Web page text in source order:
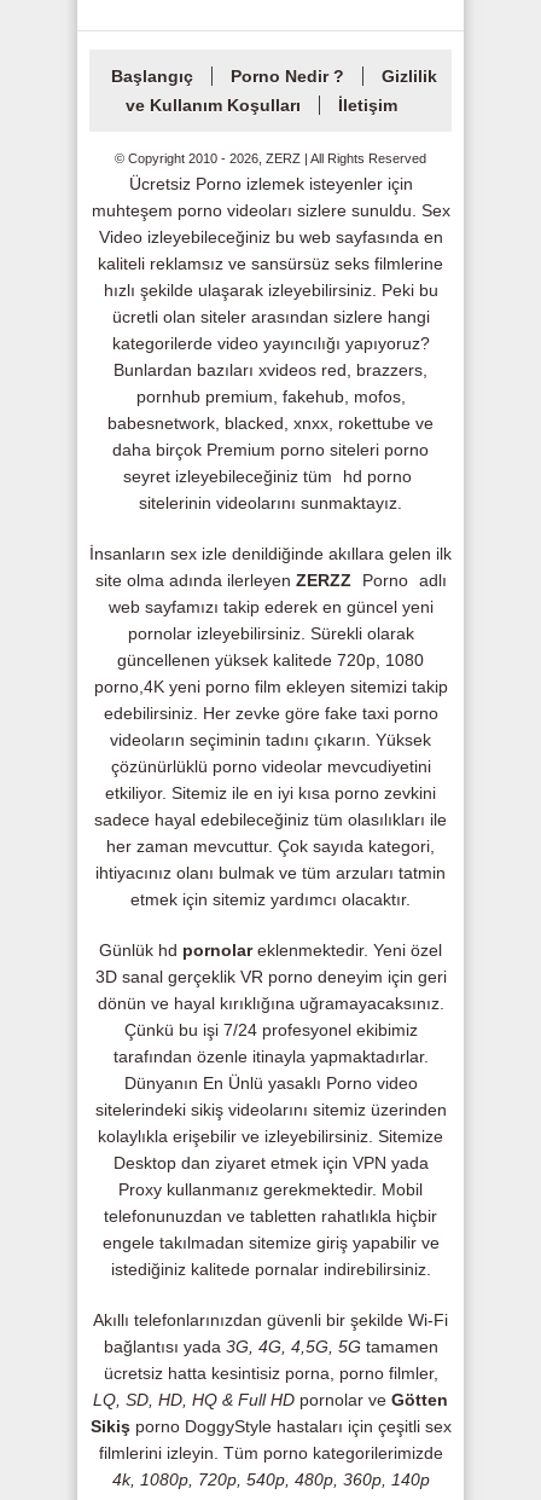
Başlangıç Porno Nedir ?
Gizlilik
ve Kullanım Koşulları
İletişim
© Copyright 2010 - 2026, ZERZ | All Rights Reserved
Ücretsiz Porno izlemek isteyenler için
muhteşem porno videoları sizlere sunuldu. Sex
Video izleyebileceğiniz bu web sayfasında en
kaliteli reklamsız ve sansürsüz seks filmlerine
hızlı şekilde ulaşarak izleyebilirsiniz. Peki bu
ücretli olan siteler arasından sizlere hangi
kategorilerde video yayıncılığı yapıyoruz?
Bunlardan bazıları xvideos red, brazzers,
pornhub premium, fakehub, mofos,
babesnetwork, blacked, xnxx, rokettube ve
daha birçok Premium porno siteleri porno
seyret izleyebileceğiniz tüm
hd porno
sitelerinin videolarını sunmaktayız.
İnsanların sex izle denildiğinde akıllara gelen ilk
site olma adında ilerleyen ZERZZ Porno adlı
web sayfamızı takip ederek en güncel yeni
pornolar izleyebilirsiniz. Sürekli olarak
güncellenen yüksek kalitede 720p, 1080
porno,4K yeni porno film ekleyen sitemizi takip
edebilirsiniz. Her zevke göre fake taxi porno
videoların seçiminin tadını çıkarın. Yüksek
çözünürlüklü porno videolar mevcudiyetini
etkiliyor. Sitemiz ile en iyi kısa porno zevkini
sadece hayal edebileceğiniz tüm olasılıkları ile
her zaman mevcuttur. Çok sayıda kategori,
ihtiyacınız olanı bulmak ve tüm arzuları tatmin
etmek için sitemiz yardımcı olacaktır.
Günlük hd pornolareklenmektedir. Yeni özel
3D sanal gerçeklik VR porno deneyim için geri
dönün ve hayal kırıklığına uğramayacaksınız.
Çünkü bu işi 7/24 profesyonel ekibimiz
tarafından özenle itinayla yapmaktadırlar.
Dünyanın En Ünlü yasaklı Porno video
sitelerindeki sikiş videolarını sitemiz üzerinden
kolaylıkla erişebilir ve izleyebilirsiniz. Sitemize
Desktop dan ziyaret etmek için VPN yada
Proxy kullanmanız gerekmektedir. Mobil
telefonunuzdan ve tabletten rahatlıkla hiçbir
engele takılmadan sitemize giriş yapabilir ve
istediğiniz kalitede pornalar indirebilirsiniz.
Akıllı telefonlarınızdan güvenli bir şekilde Wi-Fi
bağlantısı yada 3G, 4G, 4,5G, 5G tamamen
ücretsiz hatta kesintisiz porna, porno filmler,
LQ, SD, HD, HQ & Full HD pornolar ve Götten
Sikişporno DoggyStyle hastaları için çeşitli sex
filmlerini izleyin. Tüm porno kategorilerimizde
4k, 1080p, 720p, 540p, 480p, 360p, 140p